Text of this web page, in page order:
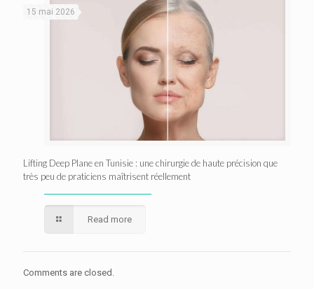
15 mai 2026
Lifting Deep Plane en Tunisie : une chirurgie de haute précision que
très peu de praticiens maîtrisent réellement
Read more
Comments are closed.